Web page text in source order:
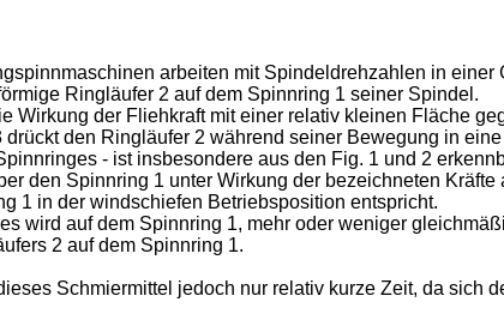
arbeiten mit Spindeldrehzahlen in
Ringläufer 2 auf dem Spinnring 1 seiner Spindel.
Wirkung der Fliehkraft mit einer relativ kleinen Fläche
drückt den Ringläufer 2 während seiner Bewegung in
- ist insbesondere aus den Fig. 1 und 2
den Spinnring 1 unter Wirkung der bezeichneten
1 in der windschiefen Betriebsposition entspricht.
wird auf dem Spinnring 1, mehr oder weniger
2 auf dem Spinnring 1.
Schmiermittel jedoch nur relativ kurze Zeit, da sich